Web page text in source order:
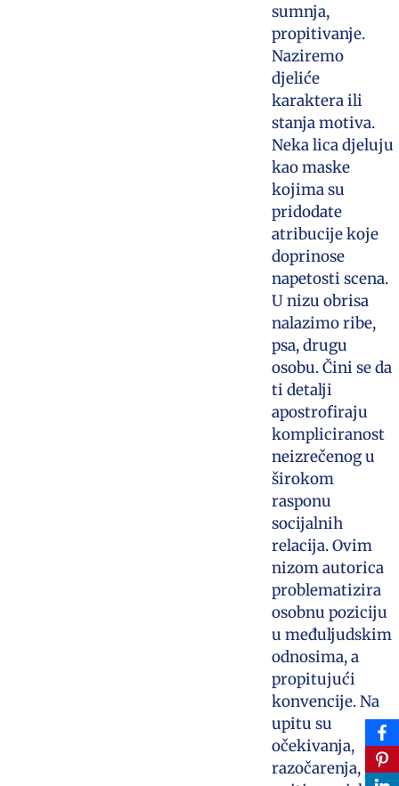
sumnja,
propitivanje.
Naziremo
djeliće
karaktera ili
stanja motiva.
Neka lica djeluju
kao maske
kojima su
pridodate
atribucije koje
doprinose
napetosti scena.
U nizu obrisa
nalazimo ribe,
psa, drugu
osobu. Čini se da
ti detalji
apostrofiraju
kompliciranost
neizrečenog u
širokom
rasponu
socijalnih
relacija. Ovim
nizom autorica
problematizira
osobnu poziciju
u međuljudskim
odnosima, a
propitujući
konvencije. Na
upitu su
očekivanja,
razočarenja,